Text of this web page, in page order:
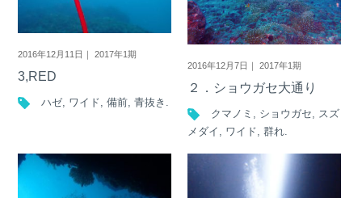
2016年12月11日｜ 2017年1期
3,RED
ハゼ, ワイド,備前,青抜き .
2016年12月7日｜ 2017年1期
２．ショウガセ大通り
クマノミ , ショウガセ, スズ
メダイ , ワイド,群れ.